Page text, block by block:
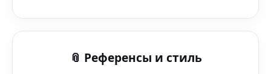
Ч/Б кино (нейронный интерфейс) — мгновенно и
📎 Референсы и стиль